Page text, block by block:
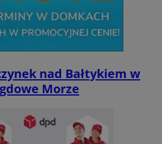
nad Bałtykiem w
Morze